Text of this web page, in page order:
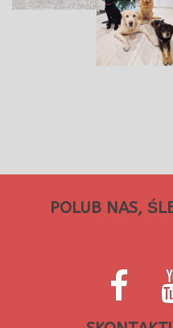
POLUB NAS,